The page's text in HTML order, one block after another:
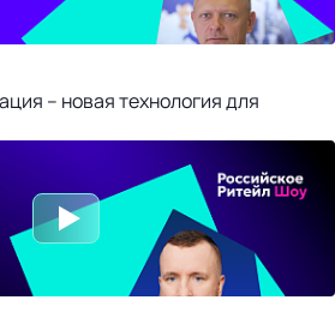
– новая технология для